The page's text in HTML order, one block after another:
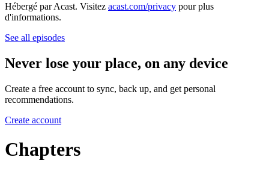
Hébergé par Acast. Visitez acast.com/privacy pour plus
d'informations.
See all episodes
Never lose your place, on any device
Create a free account to sync, back up, and get personal
recommendations.
Create account
Chapters